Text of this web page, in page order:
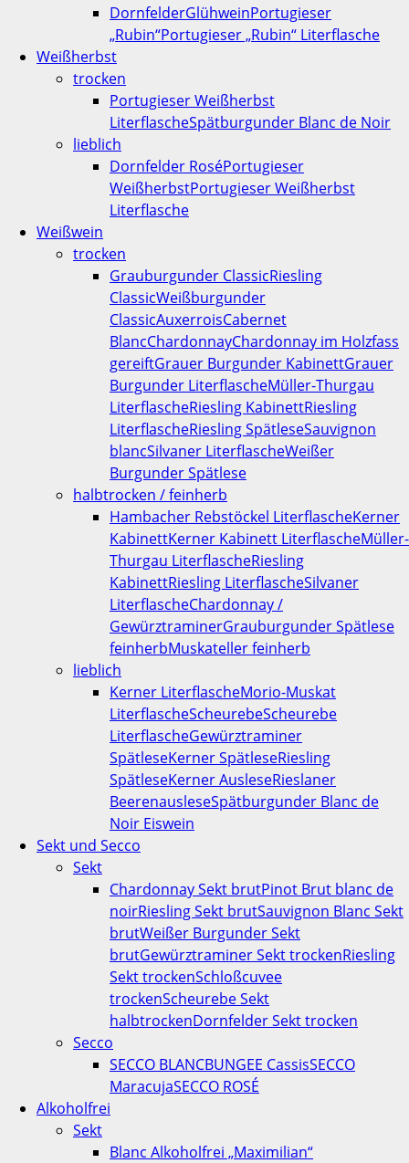
DornfelderGlühweinPortugieser
„Rubin“Portugieser „Rubin“ Literflasche
Weißherbst
trocken
Portugieser Weißherbst
LiterflascheSpätburgunder Blanc de Noir
lieblich
Dornfelder RoséPortugieser
WeißherbstPortugieser Weißherbst
Literflasche
Weißwein
trocken
Grauburgunder ClassicRiesling
ClassicWeißburgunder
ClassicAuxerroisCabernet
BlancChardonnayChardonnay im Holzfass
gereiftGrauer Burgunder KabinettGrauer
Burgunder LiterflascheMüller-Thurgau
LiterflascheRiesling KabinettRiesling
LiterflascheRiesling SpätleseSauvignon
blancSilvaner LiterflascheWeißer
Burgunder Spätlese
halbtrocken / feinherb
Hambacher Rebstöckel LiterflascheKerner
KabinettKerner Kabinett LiterflascheMüller-
Thurgau LiterflascheRiesling
KabinettRiesling LiterflascheSilvaner
LiterflascheChardonnay /
GewürztraminerGrauburgunder Spätlese
feinherbMuskateller feinherb
lieblich
Kerner LiterflascheMorio-Muskat
LiterflascheScheurebeScheurebe
LiterflascheGewürztraminer
SpätleseKerner SpätleseRiesling
SpätleseKerner AusleseRieslaner
BeerenausleseSpätburgunder Blanc de
Noir Eiswein
Sekt und Secco
Sekt
Chardonnay Sekt brutPinot Brut blanc de
noirRiesling Sekt brutSauvignon Blanc Sekt
brutWeißer Burgunder Sekt
brutGewürztraminer Sekt trockenRiesling
Sekt trockenSchloßcuvee
trockenScheurebe Sekt
halbtrockenDornfelder Sekt trocken
Secco
SECCO BLANCBUNGEE CassisSECCO
MaracujaSECCO ROSÉ
Alkoholfrei
Sekt
Blanc Alkoholfrei „Maximilian“